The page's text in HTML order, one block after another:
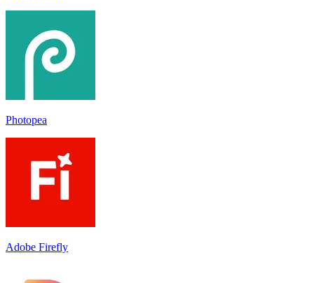
Photopea
Adobe Firefly